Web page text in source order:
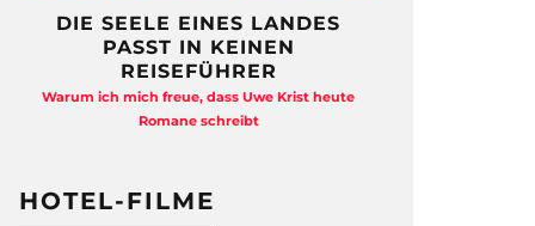
DIE SEELE EINES LANDES
PASST IN KEINEN
REISEFÜHRER
Warum ich mich freue, dass Uwe Krist heute
Romane schreibt
HOTEL-FILME